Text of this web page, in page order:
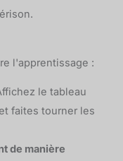
l'apprentissage :
le tableau
faites tourner les
de manière